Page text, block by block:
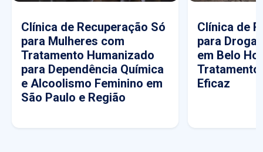
Clínica de Recuperação Só
para Mulheres com
Tratamento Humanizado
para Dependência Química
e Alcoolismo Feminino em
São Paulo e Região
Clínica de
para
em Belo
Tratamento
Eficaz